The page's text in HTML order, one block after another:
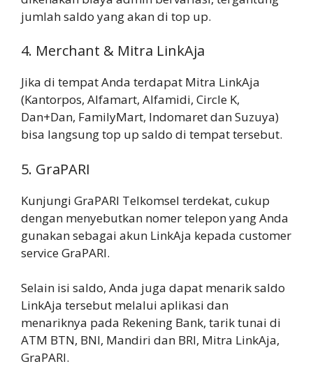
jumlah saldo yang akan di top up.
4. Merchant & Mitra LinkAja
Jika di tempat Anda terdapat Mitra LinkAja
(Kantorpos, Alfamart, Alfamidi, Circle K,
Dan+Dan, FamilyMart, Indomaret dan Suzuya)
bisa langsung top up saldo di tempat tersebut.
5. GraPARI
Kunjungi GraPARI Telkomsel terdekat, cukup
dengan menyebutkan nomer telepon yang Anda
gunakan sebagai akun LinkAja kepada customer
service GraPARI.
Selain isi saldo, Anda juga dapat menarik saldo
LinkAja tersebut melalui aplikasi dan
menariknya pada Rekening Bank, tarik tunai di
ATM BTN, BNI, Mandiri dan BRI, Mitra LinkAja,
GraPARI.